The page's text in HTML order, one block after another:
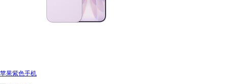
苹果紫色手机